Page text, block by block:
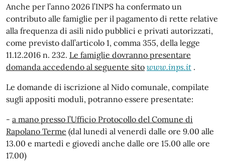
Anche per l’anno 2026 l’INPS ha confermato un
contributo alle famiglie per il pagamento di rette relative
alla frequenza di asili nido pubblici e privati autorizzati,
come previsto dall’articolo 1, comma 355, della legge
11.12.2016 n. 232. Le famiglie dovranno presentare
domanda accedendo al seguente sito www.inps.it .
Le domande di iscrizione al Nido comunale, compilate
sugli appositi moduli, potranno essere presentate:
- a mano presso l’Ufficio Protocollo del Comune di
Rapolano Terme (dal lunedì al venerdì dalle ore 9.00 alle
13.00 e martedì e giovedì anche dalle ore 15.00 alle ore
17.00)